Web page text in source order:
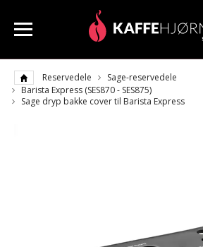
Reservedele
Sage-reservedele
Barista Express (SES870 - SES875)
Sage dryp bakke cover til Barista Express